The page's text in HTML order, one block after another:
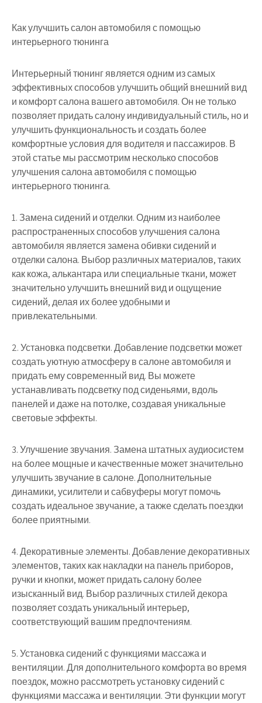
Как улучшить салон автомобиля с помощью
интерьерного тюнинга
Интерьерный тюнинг является одним из самых
эффективных способов улучшить общий внешний вид
и комфорт салона вашего автомобиля. Он не только
позволяет придать салону индивидуальный стиль, но и
улучшить функциональность и создать более
комфортные условия для водителя и пассажиров. В
этой статье мы рассмотрим несколько способов
улучшения салона автомобиля с помощью
интерьерного тюнинга.
1. Замена сидений и отделки. Одним из наиболее
распространенных способов улучшения салона
автомобиля является замена обивки сидений и
отделки салона. Выбор различных материалов, таких
как кожа, алькантара или специальные ткани, может
значительно улучшить внешний вид и ощущение
сидений, делая их более удобными и
привлекательными.
2. Установка подсветки. Добавление подсветки может
создать уютную атмосферу в салоне автомобиля и
придать ему современный вид. Вы можете
устанавливать подсветку под сиденьями, вдоль
панелей и даже на потолке, создавая уникальные
световые эффекты.
3. Улучшение звучания. Замена штатных аудиосистем
на более мощные и качественные может значительно
улучшить звучание в салоне. Дополнительные
динамики, усилители и сабвуферы могут помочь
создать идеальное звучание, а также сделать поездки
более приятными.
4. Декоративные элементы. Добавление декоративных
элементов, таких как накладки на панель приборов,
ручки и кнопки, может придать салону более
изысканный вид. Выбор различных стилей декора
позволяет создать уникальный интерьер,
соответствующий вашим предпочтениям.
5. Установка сидений с функциями массажа и
вентиляции. Для дополнительного комфорта во время
поездок, можно рассмотреть установку сидений с
функциями массажа и вентиляции. Эти функции могут